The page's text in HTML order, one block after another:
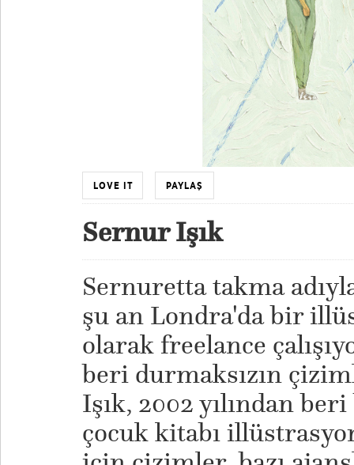
LOVE IT PAYLAŞ
Sernur Işık
Sernuretta takma
şu an Londra'da bir
olarak freelance
beri durmaksızın
Işık, 2002 yılından
çocuk kitabı